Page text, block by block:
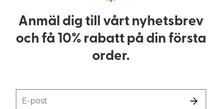
Anmäl dig till vårt nyhetsbrev
och få 10% rabatt på din första
order.
E-post